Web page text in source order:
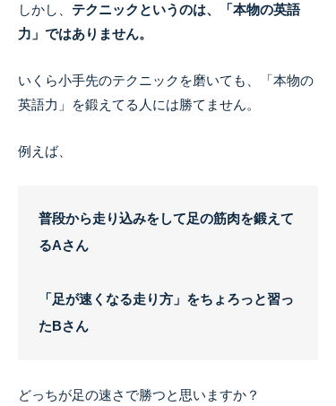
しかし、 テクニックというのは、「本物の英語
力」ではありません。
いくら小手先のテクニックを磨いても、「本物の
英語力」を鍛えてる人には勝てません。
例えば、
普段から走り込みをして足の筋肉を鍛えて
るAさん
「足が速くなる走り方」をちょろっと習っ
たBさん
どっちが足の速さで勝つと思いますか？